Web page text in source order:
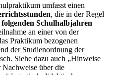
umfasst einen
, die in der Regel
Schulhalbjahren
an einer von der
Praktikum bezogenen
der Studienordnung der
Siehe dazu auch „Hinweise
über die